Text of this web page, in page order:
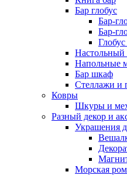
Бар глобус
Бар-
Бар-
Напольные
Бар шкаф
Стеллажи и
Ковры
Шкуры и
Разный декор и
Украшения
Морская